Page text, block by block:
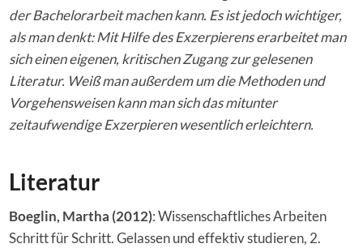
der Bachelorarbeit machen kann. Es ist jedoch wichtiger,
als man denkt: Mit Hilfe des Exzerpierens erarbeitet man
sich einen eigenen, kritischen Zugang zur gelesenen
Literatur. Weiß man außerdem um die Methoden und
Vorgehensweisen kann man sich das mitunter
zeitaufwendige Exzerpieren wesentlich erleichtern.
Literatur
Boeglin, Martha (2012): Wissenschaftliches Arbeiten
Schritt für Schritt. Gelassen und effektiv studieren, 2.